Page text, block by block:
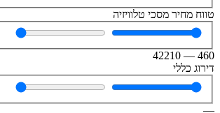
טווח מחיר מסכי טלוויזיה
460
—
42210
דירוג כללי
—